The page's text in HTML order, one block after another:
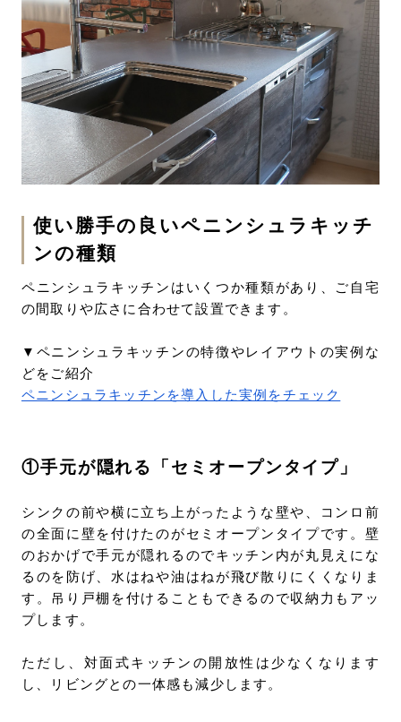
使い勝手の良いペニンシュラキッチ
ンの種類
ペニンシュラキッチンはいくつか種類があり、ご自宅
の間取りや広さに合わせて設置できます。
▼ペニンシュラキッチンの特徴やレイアウトの実例な
どをご紹介
ペニンシュラキッチンを導入した実例をチェック
①手元が隠れる「セミオープンタイプ」
シンクの前や横に立ち上がったような壁や、コンロ前
の全面に壁を付けたのがセミオープンタイプです。壁
のおかげで手元が隠れるのでキッチン内が丸見えにな
るのを防げ、水はねや油はねが飛び散りにくくなりま
す。吊り戸棚を付けることもできるので収納力もアッ
プします。
ただし、対面式キッチンの開放性は少なくなります
し、リビングとの一体感も減少します。